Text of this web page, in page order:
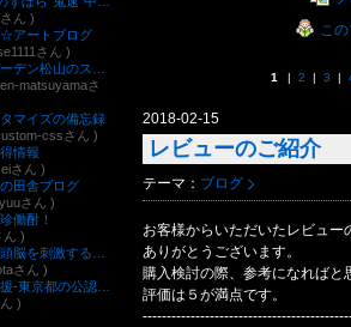
ん )
アートブログ
さん )
matsuyamaさ
マイズの備忘録
cssさん )
情報
さん )
田舎ブログ
さん )
働酎！
ん )
さん )
)
こ
1 | 2 | 3 |
2018-02-15
レビューのご紹介
テーマ： ブログ
お客様からいただいたレビュー
ありがとうございます。
購入検討の際、参考になればと
評価は５が満点です。